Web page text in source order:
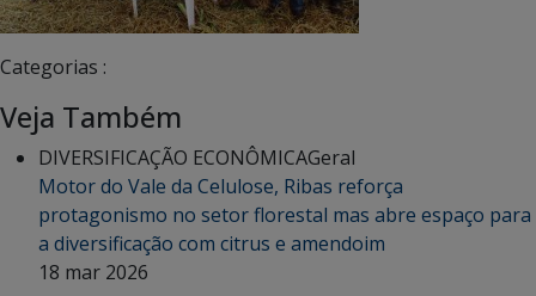
Categorias :
Veja Também
DIVERSIFICAÇÃO ECONÔMICAGeral
Motor do Vale da Celulose, Ribas reforça
protagonismo no setor florestal mas abre espaço para
a diversificação com citrus e amendoim
18 mar 2026